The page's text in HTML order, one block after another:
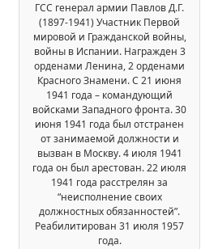
ГСС генерал армии Павлов Д.Г.
(1897-1941) Участник Первой
мировой и Гражданской войны,
войны в Испании. Награжден 3
орденами Ленина, 2 орденами
Красного Знамени. С 21 июня
1941 года – командующий
войсками Западного фронта. 30
июня 1941 года был отстранен
от занимаемой должности и
вызван в Москву. 4 июля 1941
года он был арестован. 22 июля
1941 года расстрелян за
“неисполнение своих
должностных обязанностей”.
Реабилитирован 31 июля 1957
года.